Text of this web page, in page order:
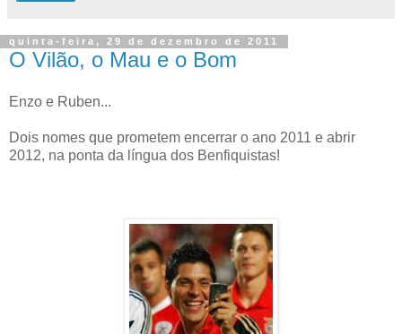
quinta-feira, 29 de dezembro de 2011
O Vilão, o Mau e o Bom
Enzo e Ruben...
Dois nomes que prometem encerrar o ano 2011 e abrir
2012, na ponta da língua dos Benfiquistas!